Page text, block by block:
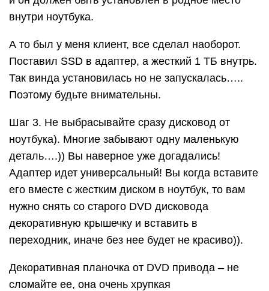
внутри ноутбука.
А то был у меня клиент, все сделал наоборот.
Поставил SSD в адаптер, а жесткий 1 ТБ внутрь.
Так винда установилась но не запускалась…..
Поэтому будьте внимательны.
Шаг 3. Не выбрасывайте сразу дисковод от
ноутбука). Многие забывают одну маленькую
деталь….)) Вы наверное уже догадались!
Адаптер идет универсальный! Вы когда вставите
его вместе с жестким диском в ноутбук, то вам
нужно снять со старого DVD дисковода
декоративную крышечку и вставить в
переходник, иначе без нее будет не красиво)).
Декоративная планочка от DVD привода – не
сломайте ее, она очень хрупкая